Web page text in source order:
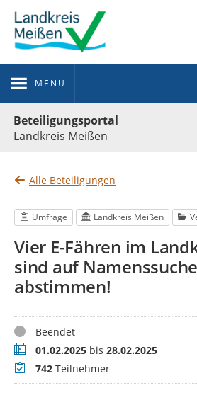
MENÜ
Beteiligungsportal
Landkreis Meißen
Alle Beteiligungen
Umfrage Landkreis Meißen
Vier E-Fähren im
sind auf
abstimmen!
StatusBeendet
Zeitraum01.02.2025 bis 28.02.2025
Teilnehmer
742 Teilnehmer